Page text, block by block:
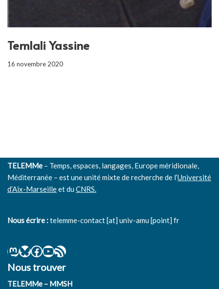
Temlali Yassine
16 novembre 2020
TELEMMe – Temps, espaces, langages, Europe méridionale,
Méditerranée – est une unité mixte de recherche de l’Université
d’Aix-Marseilleet duCNRS.
Nous écrire :telemme-contact [at] univ-amu [point] fr
Nous trouver
TELEMMe – MMSH